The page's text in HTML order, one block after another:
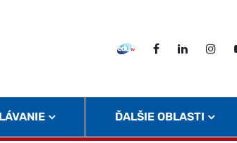
EDU TVFacebookLinkedIn
ĎALŠIE OBLASTI